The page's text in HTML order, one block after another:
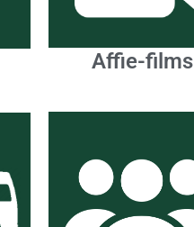
Affie-films